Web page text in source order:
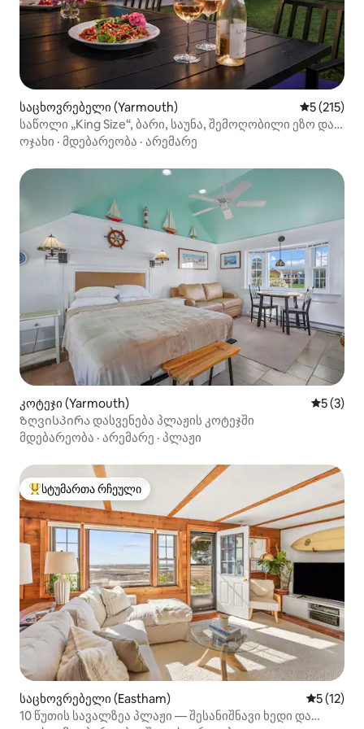
საცხოვრებელი (Yarmouth) საშუალო
5 (215)
საწოლი „King Size“, ბარი, საუნა, შემოღობილი ეზო და
L2 EV
ოჯახი · მდებარეობა · არემარე
კოტეჯი (Yarmouth)
5 (3)
Ზღვისპირა დასვენება პლაჟის კოტეჯში
მდებარეობა · არემარე · პლაჟი
სტუმართა რჩეული მოწინავე ვარიანტი
სტუმართა რჩეული
საცხოვრებელი (Eastham) საშუალო
5 (12)
10 წუთის სავალზეა პლაჟი — შესანიშნავი ხედი და